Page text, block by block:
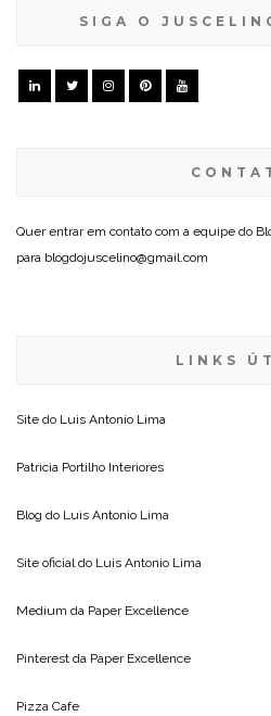
SIGA O
Quer entrar em contato com a equipe do
para blogdojuscelino@gmail.com
LINKS
Site do Luis Antonio Lima
Patricia Portilho Interiores
Blog do Luis Antonio Lima
Site oficial do Luis Antonio Lima
Medium da Paper Excellence
Pinterest da Paper Excellence
Pizza Cafe